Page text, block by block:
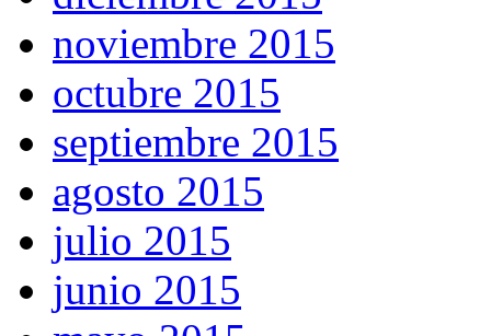
noviembre 2015
octubre 2015
septiembre 2015
agosto 2015
julio 2015
junio 2015